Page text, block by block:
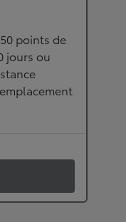
points de
jours ou